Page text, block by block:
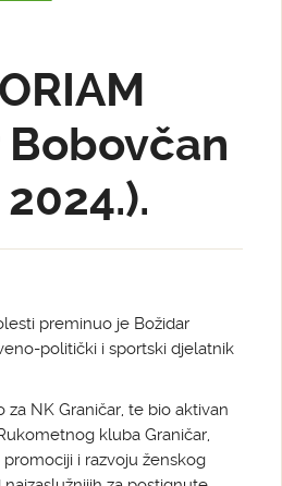
preminuo je Božidar
politički i sportski djelatnik
za NK Graničar, te bio aktivan
kluba Graničar,
i razvoju ženskog